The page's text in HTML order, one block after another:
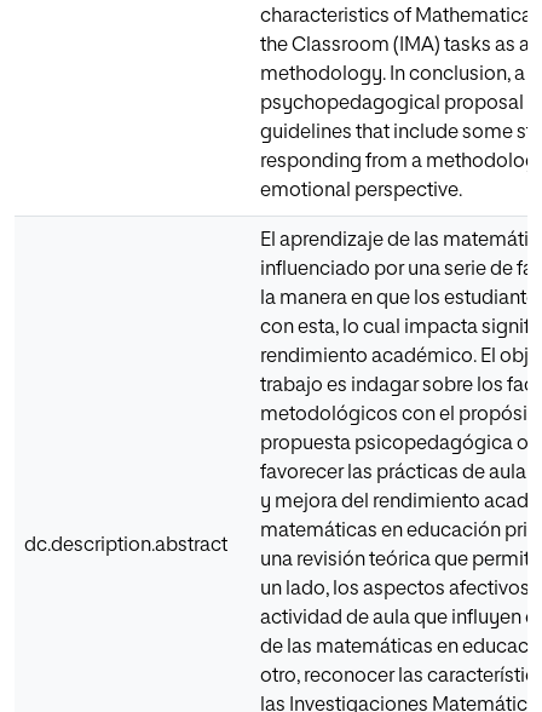
characteristics of Mathematical
the Classroom (IMA) tasks as a
methodology. In conclusion, a
psychopedagogical proposal
guidelines that include some
responding from a
emotional perspective.
dc.description.abstract
El aprendizaje de las
influenciado por una serie de
la manera en que los
con esta, lo cual impacta
rendimiento académico. El
trabajo es indagar sobre los
metodológicos con el
propuesta psicopedagógica
favorecer las prácticas de aula
y mejora del rendimiento
matemáticas en educación
una revisión teórica que
un lado, los aspectos afectivos
actividad de aula que influyen
de las matemáticas en
otro, reconocer las
las Investigaciones